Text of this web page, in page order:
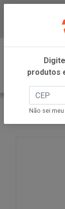
INÍCIO
SC
produtos
Não sei meu